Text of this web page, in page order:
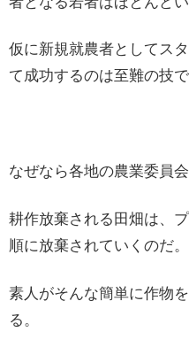
仮に新規就農者としてス
て成功するのは至難の技で
なぜなら各地の農業委員
耕作放棄される田畑は、
順に放棄されていくのだ。
素人がそんな簡単に作物
る。